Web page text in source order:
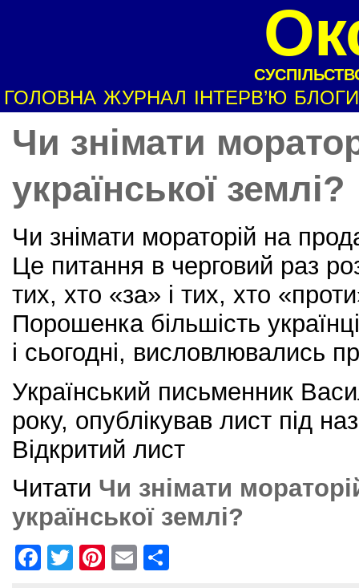
ГОЛОВНА ЖУРНАЛ ІНТЕРВ’Ю БЛОГИ
Чи знімати
української землі?
Чи знімати мораторій на
Це питання в черговий раз
тих, хто «за» і тих, хто
Порошенка більшість
і сьогодні, висловлювались
Український письменник
року, опублікував лист під
Відкритий лист
Читати Чи знімати
української землі?
F
T
Pi
E